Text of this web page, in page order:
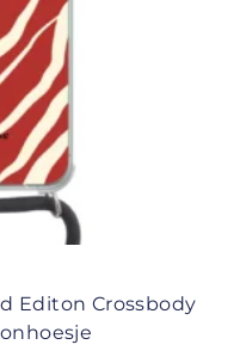
Editon Crossbody